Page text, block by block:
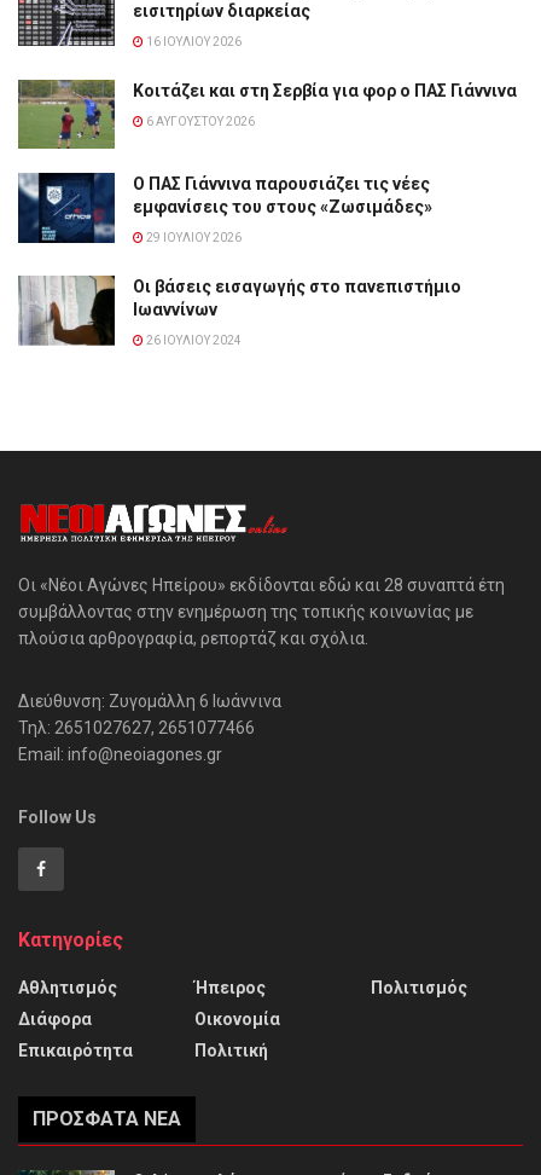
εισιτηρίων διαρκείας
16 ΙΟΥΛΊΟΥ 2026
Κοιτάζει και στη Σερβία για φορ ο ΠΑΣ Γιάννινα
6 ΑΥΓΟΎΣΤΟΥ 2026
Ο ΠΑΣ Γιάννινα παρουσιάζει τις νέες
εμφανίσεις του στους «Ζωσιμάδες»
29 ΙΟΥΛΊΟΥ 2026
Οι βάσεις εισαγωγής στο πανεπιστήμιο
Ιωαννίνων
26 ΙΟΥΛΊΟΥ 2024
Οι «Νέοι Αγώνες Ηπείρου» εκδίδονται εδώ και 28 συναπτά έτη
συμβάλλοντας στην ενημέρωση της τοπικής κοινωνίας με
πλούσια αρθρογραφία, ρεπορτάζ και σχόλια.
Διεύθυνση: Ζυγομάλλη 6 Ιωάννινα
Τηλ: 2651027627, 2651077466
Email: info@neoiagones.gr
Follow Us
Κατηγορίες
Αθλητισμός
Διάφορα
Επικαιρότητα
Ήπειρος
Οικονομία
Πολιτική
Πολιτισμός
ΠΡΌΣΦΑΤΑ ΝΈΑ